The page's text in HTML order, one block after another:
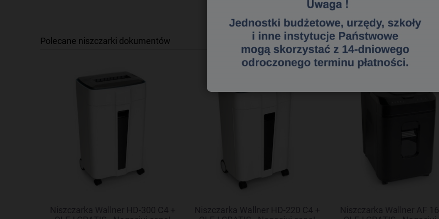
1 2 3
Polecane niszczarki dokumentów
Niszczarka Wallner HD-300 C4 +
Niszczarka Wallner HD-220 C4 +
Niszczarka Wallner AF